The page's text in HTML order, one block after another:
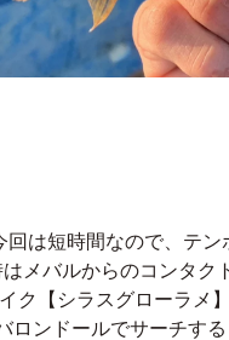
は短時間なので、テ
メバルからのコンタク
ク【シラスグローラメ
ンドールでサーチす